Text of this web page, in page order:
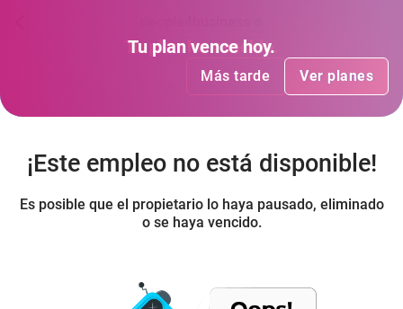
Tu plan ha vencido.
Más tarde Ver planes
Tu plan vence hoy.
Más tarde Ver planes
¡Este empleo no está disponible!
Es posible que el propietario lo haya pausado, eliminado
o se haya vencido.